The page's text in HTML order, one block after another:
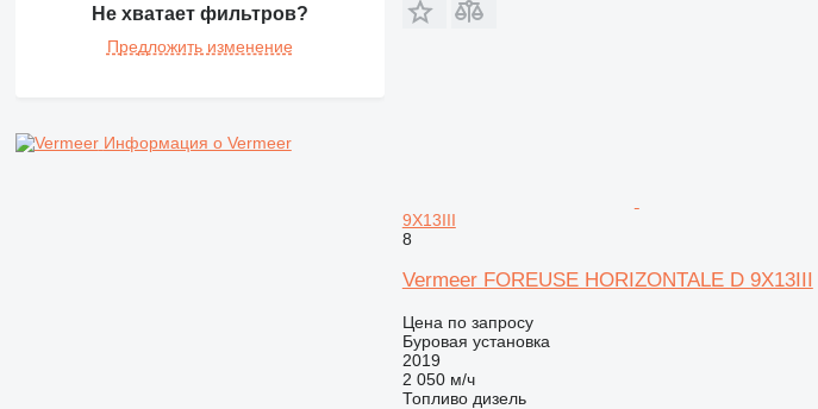
Не хватает фильтров?
Предложить изменение
Информация о Vermeer
9X13III
8
Vermeer FOREUSE HORIZONTALE D 9X13III
Цена по запросу
Буровая установка
2019
2 050 м/ч
Топливо дизель